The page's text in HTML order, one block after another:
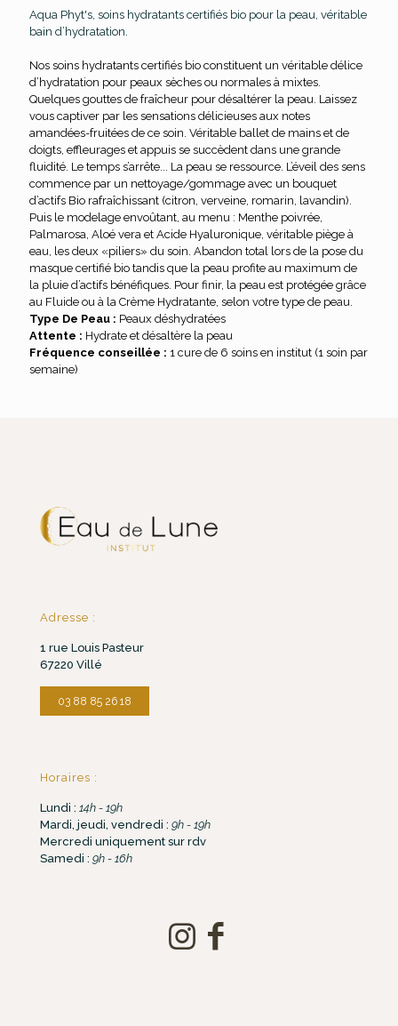
Aqua Phyt's, soins hydratants certifiés bio pour la peau, véritable
bain d’hydratation.
Nos soins hydratants certifiés bio constituent un véritable délice
d’hydratation pour peaux sèches ou normales à mixtes.
Quelques gouttes de fraîcheur pour désaltérer la peau. Laissez
vous captiver par les sensations délicieuses aux notes
amandées-fruitées de ce soin. Véritable ballet de mains et de
doigts, effleurages et appuis se succèdent dans une grande
fluidité. Le temps s’arrête... La peau se ressource. L’éveil des sens
commence par un nettoyage/gommage avec un bouquet
d’actifs Bio rafraîchissant (citron, verveine, romarin, lavandin).
Puis le modelage envoûtant, au menu : Menthe poivrée,
Palmarosa, Aloé vera et Acide Hyaluronique, véritable piège à
eau, les deux «piliers» du soin. Abandon total lors de la pose du
masque certifié bio tandis que la peau profite au maximum de
la pluie d’actifs bénéfiques. Pour finir, la peau est protégée grâce
au Fluide ou à la Crème Hydratante, selon votre type de peau.
Type De Peau : Peaux déshydratées
Attente : Hydrate et désaltère la peau
Fréquence conseillée : 1 cure de 6 soins en institut (1 soin par
semaine)
Adresse :
1 rue Louis Pasteur
67220 Villé
03 88 85 26 18
Horaires :
Lundi : 14h - 19h
Mardi, jeudi, vendredi : 9h - 19h
Mercredi uniquement sur rdv
Samedi : 9h - 16h